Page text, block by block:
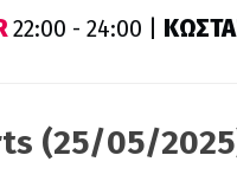
22:00 - 24:00 |
(25/05/